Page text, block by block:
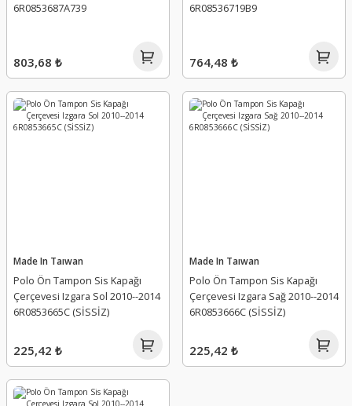
6R0853687A739
803,68 ₺
6R08536719B9
764,48 ₺
Made In Taıwan
Polo Ön Tampon Sis Kapağı
Çerçevesi Izgara Sol 2010--2014
6R0853665C (SİSSİZ)
225,42 ₺
Made In Taıwan
Polo Ön Tampon Sis Kapağı
Çerçevesi Izgara Sağ 2010--2014
6R0853666C (SİSSİZ)
225,42 ₺